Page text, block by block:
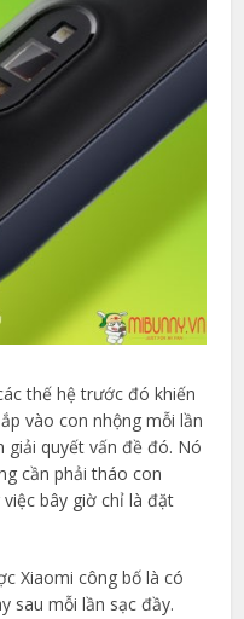
thế hệ trước đó khiến
vào con nhộng mỗi lần
giải quyết vấn đề đó. Nó
cần phải tháo con
bây giờ chỉ là đặt
Xiaomi công bố là có
sau mỗi lần sạc đầy.